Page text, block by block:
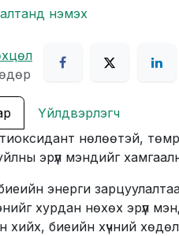
нэмэх
Үйлдвэрлэгч
нөлөөтэй,
эрүүл мэндийг
энерги
хурдан нөхөх эрүүл
хийх, биеийн хүчний